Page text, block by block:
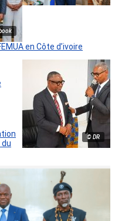
en Côte d’ivoire
© DR